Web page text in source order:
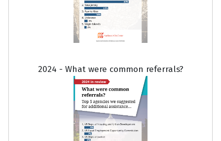
2024 - What were common referrals?